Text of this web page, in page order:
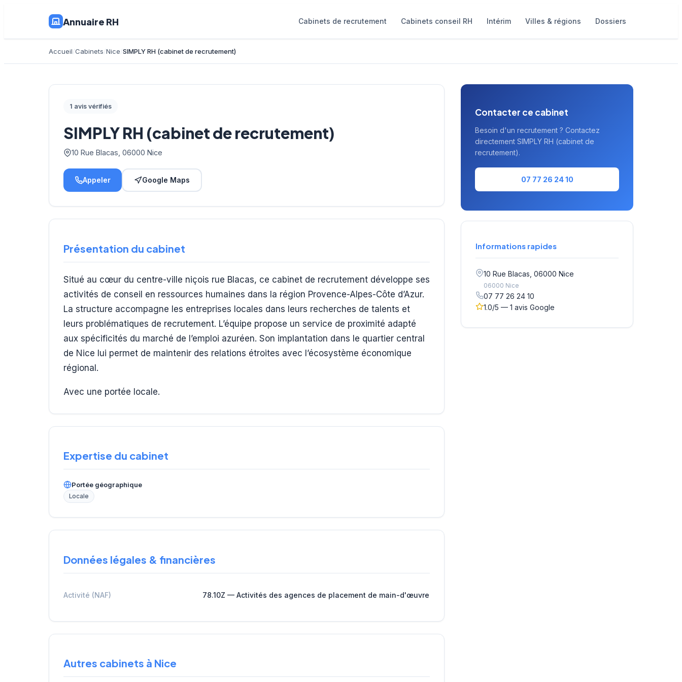
Annuaire RH Cabinets de recrutement Cabinets conseil RH Intérim Villes & régions Dossiers
Accueil Cabinets Nice SIMPLY RH (cabinet de recrutement)
1 avis vérifiés
SIMPLY RH (cabinet de recrutement)
10 Rue Blacas, 06000 Nice
Appeler Google Maps
Présentation du cabinet
Situé au cœur du centre-ville niçois rue Blacas, ce cabinet de recrutement développe ses
activités de conseil en ressources humaines dans la région Provence-Alpes-Côte d’Azur.
La structure accompagne les entreprises locales dans leurs recherches de talents et
leurs problématiques de recrutement. L’équipe propose un service de proximité adapté
aux spécificités du marché de l’emploi azuréen. Son implantation dans le quartier central
de Nice lui permet de maintenir des relations étroites avec l’écosystème économique
régional.
Avec une portée locale.
Expertise du cabinet
Portée géographique
Locale
Données légales & financières
Activité (NAF) 78.10Z — Activités des agences de placement de main-d'œuvre
Autres cabinets à Nice
Contacter ce cabinet
Besoin d'un recrutement ? Contactez
directement SIMPLY RH (cabinet de
recrutement).
07 77 26 24 10
Informations rapides
10 Rue Blacas, 06000 Nice
06000 Nice
07 77 26 24 10
1.0/5 — 1 avis Google